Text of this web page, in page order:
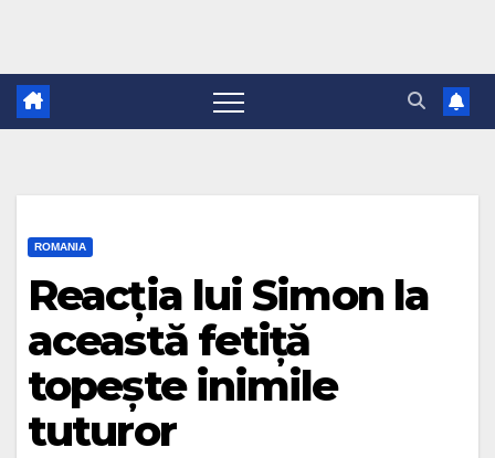
ROMANIA
Reacția lui Simon la
această fetiță
topește inimile
tuturor